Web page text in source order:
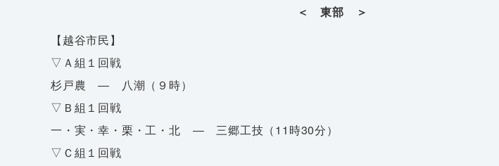
＜ 東部 ＞
【越谷市民】
▽Ａ組１回戦
杉戸農 ― 八潮（９時）
▽Ｂ組１回戦
一・実・幸・栗・工・北 ― 三郷工技（11時30分）
▽Ｃ組１回戦